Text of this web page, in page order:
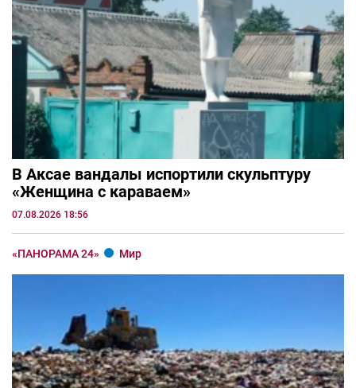
В Аксае вандалы испортили скульптуру
«Женщина с караваем»
07.08.2026 18:56
«ПАНОРАМА 24» Мир